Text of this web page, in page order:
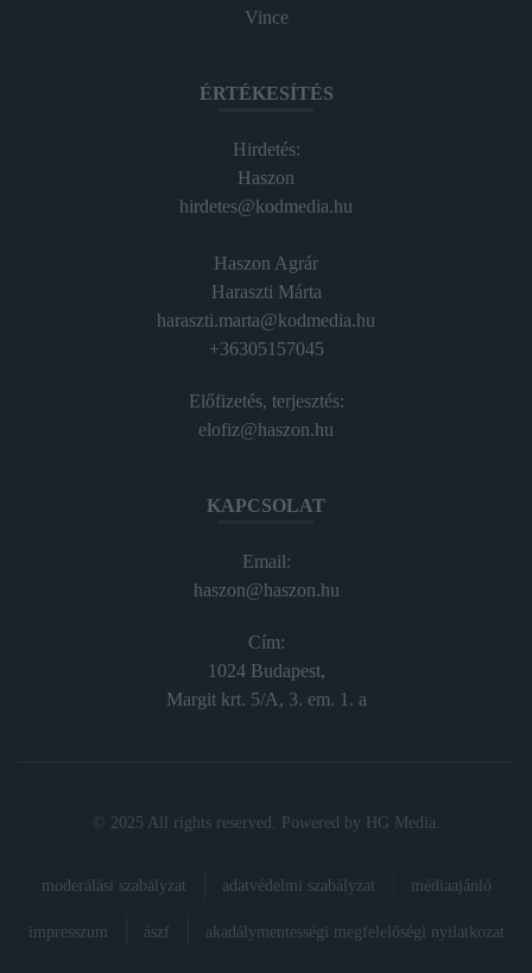
Vince
ÉRTÉKESÍTÉS
Hirdetés:
Haszon
hirdetes@kodmedia.hu
Haszon Agrár
Haraszti Márta
haraszti.marta@kodmedia.hu
+36305157045
Előfizetés, terjesztés:
elofiz@haszon.hu
KAPCSOLAT
Email:
haszon@haszon.hu
Cím:
1024 Budapest,
Margit krt. 5/A, 3. em. 1. a
© 2025 All rights reserved. Powered by HG Media
moderálási szabályzat adatvédelmi szabályzat médiaajánló
impresszum ászf akadálymentességi megfelelőségi nyilatkozat